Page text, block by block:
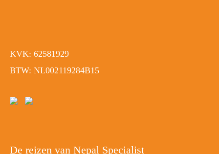
KVK: 62581929
BTW: NL002119284B15
De reizen van Nepal Specialist